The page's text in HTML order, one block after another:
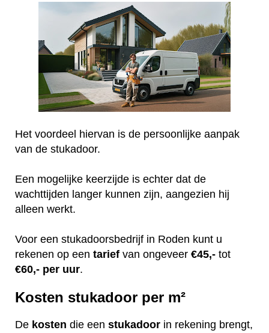
Het voordeel hiervan is de persoonlijke aanpak
van de stukadoor.
Een mogelijke keerzijde is echter dat de
wachttijden langer kunnen zijn, aangezien hij
alleen werkt.
Voor een stukadoorsbedrijf in Roden kunt u
rekenen op een tarief van ongeveer €45,- tot
€60,- per uur.
Kosten stukadoor per m²
De kosten die een stukadoor in rekening brengt,